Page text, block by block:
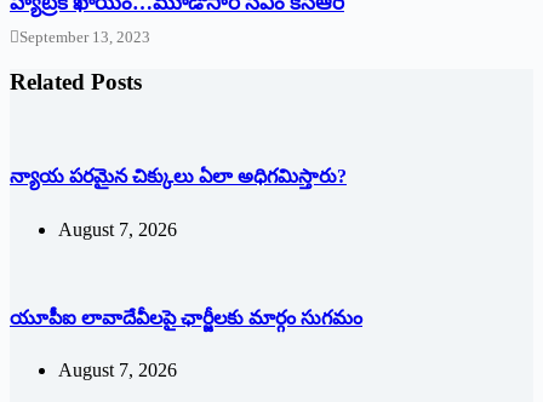
September 13, 2023
Related Posts
న్యాయ పరమైన చిక్కులు ఏలా అధిగమిస్తారు?
August 7, 2026
యూపీఐ లావాదేవీలపై ఛార్జీలకు మార్గం సుగమం
August 7, 2026